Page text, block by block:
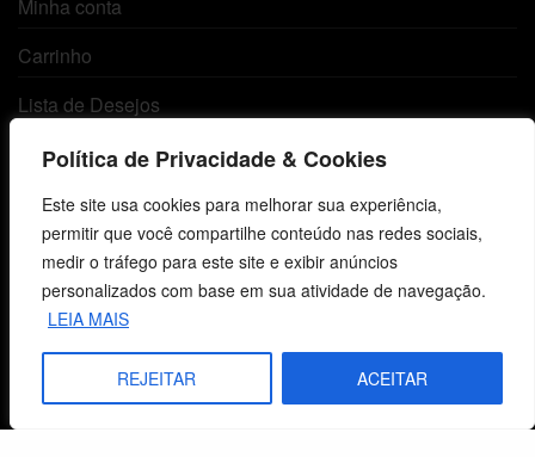
Política de Privacidade & Cookies
Este site usa cookies para melhorar sua experiência,
permitir que você compartilhe conteúdo nas redes sociais,
medir o tráfego para este site e exibir anúncios
personalizados com base em sua atividade de navegação.
LEIA MAIS
REJEITAR ACEITAR
Minha conta
Carrinho
Lista de Desejos
Termos e Condições
Centro de Estudos Bíblicos
CNPJ: 29.832.607/0001-10
São Leopoldo, RS, Brasil
Fale Conosco